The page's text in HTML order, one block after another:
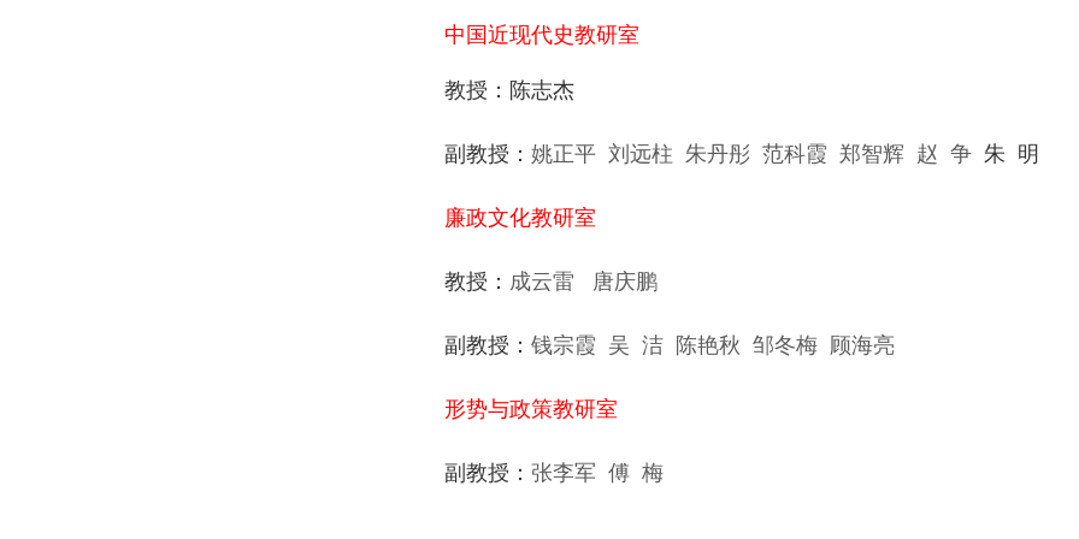
中国近现代史教研室
教授：陈志杰
副教授： 姚正平 刘远柱 朱丹彤 范科霞 郑智辉 赵 争 朱 明
廉政文化教研室
教授： 成云雷 唐庆鹏
副教授： 钱宗霞 吴 洁 陈艳秋 邹冬梅 顾海亮
形势与政策教研室
副 教授： 张李军 傅 梅